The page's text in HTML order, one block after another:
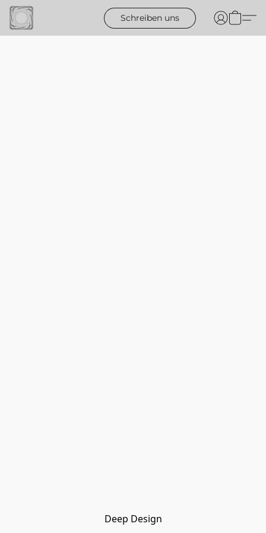
Schreiben uns
Deep Design